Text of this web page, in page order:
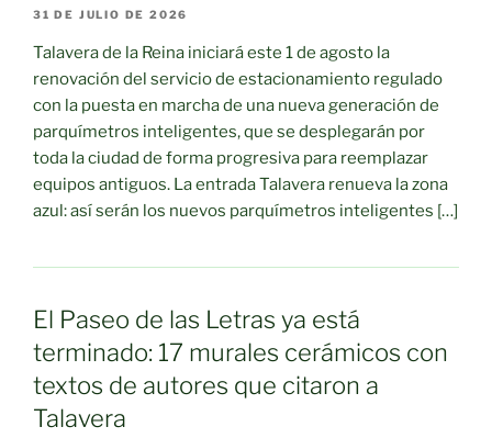
31 DE JULIO DE 2026
Talavera de la Reina iniciará este 1 de agosto la
renovación del servicio de estacionamiento regulado
con la puesta en marcha de una nueva generación de
parquímetros inteligentes, que se desplegarán por
toda la ciudad de forma progresiva para reemplazar
equipos antiguos. La entrada Talavera renueva la zona
azul: así serán los nuevos parquímetros inteligentes […]
El Paseo de las Letras ya está
terminado: 17 murales cerámicos con
textos de autores que citaron a
Talavera